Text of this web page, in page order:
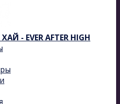
- EVER AFTER HIGH